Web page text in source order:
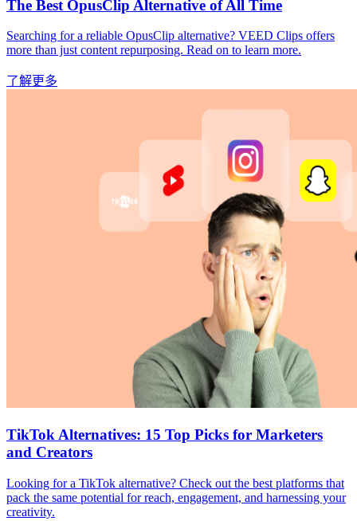
The Best OpusClip Alternative of All Time
Searching for a reliable OpusClip alternative? VEED Clips offers
more than just content repurposing. Read on to learn more.
了解更多
TikTok Alternatives: 15 Top Picks for Marketers
and Creators
Looking for a TikTok alternative? Check out the best platforms that
pack the same potential for reach, engagement, and harnessing your
creativity.